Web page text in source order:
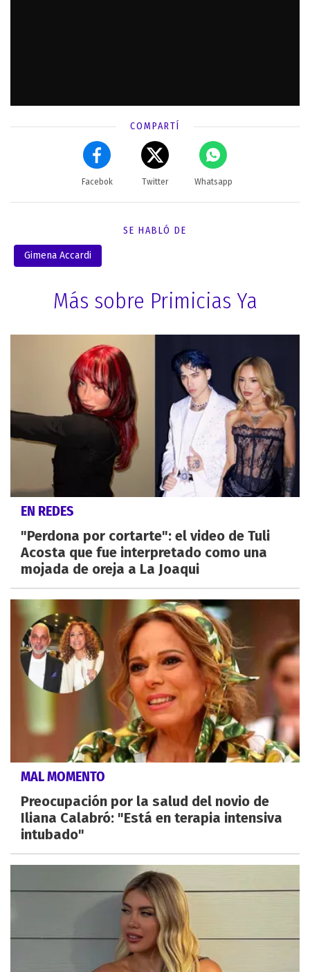
COMPARTÍ
Facebok Twitter Whatsapp
SE HABLÓ DE
Gimena Accardi
Más sobre Primicias Ya
EN REDES
"Perdona por cortarte": el video de Tuli
Acosta que fue interpretado como una
mojada de oreja a La Joaqui
MAL MOMENTO
Preocupación por la salud del novio de
Iliana Calabró: "Está en terapia intensiva
intubado"